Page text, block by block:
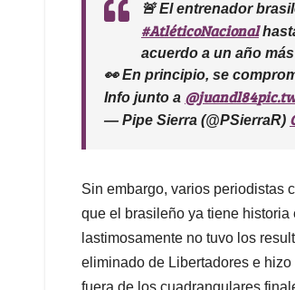
🚨 El entrenador
#AtléticoNacional
acuerdo a un año
👀 En principio, se
Info junto a @juandl84
— Pipe Sierra (@PSierraR)
Sin embargo, varios periodistas
que el brasileño ya tiene
lastimosamente no tuvo los
eliminado de Libertadores e